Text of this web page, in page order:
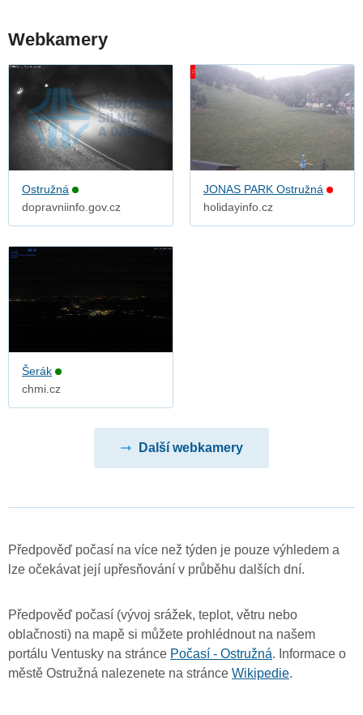
Webkamery
Ostružná
dopravniinfo.gov.cz
JONAS PARK Ostružná
holidayinfo.cz
Šerák
chmi.cz
Další webkamery
Předpověď počasí na více než týden je pouze výhledem a
lze očekávat její upřesňování v průběhu dalších dní.
Předpověď počasí (vývoj srážek, teplot, větru nebo
oblačnosti) na mapě si můžete prohlédnout na našem
portálu Ventusky na stránce Počasí - Ostružná. Informace o
městě Ostružná nalezenete na stránce Wikipedie.